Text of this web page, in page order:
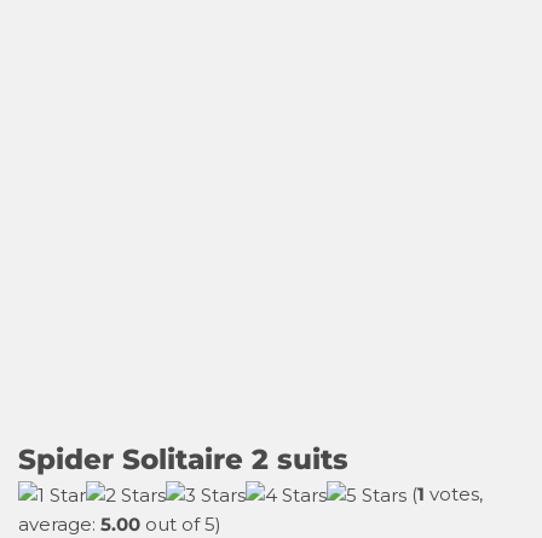
Spider Solitaire 2 suits
(1 votes,
average: 5.00 out of 5)